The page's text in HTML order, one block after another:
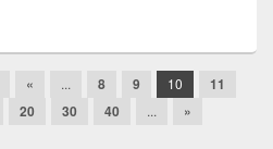
« ... 8 9 10
11
20 30 40 ...
»